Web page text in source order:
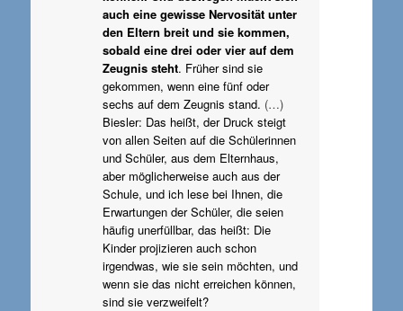
auch eine gewisse Nervosität unter
den Eltern breit und sie kommen,
sobald eine drei oder vier auf dem
Zeugnis steht. Früher sind sie
gekommen, wenn eine fünf oder
sechs auf dem Zeugnis stand. (…)
Biesler: Das heißt, der Druck steigt
von allen Seiten auf die Schülerinnen
und Schüler, aus dem Elternhaus,
aber möglicherweise auch aus der
Schule, und ich lese bei Ihnen, die
Erwartungen der Schüler, die seien
häufig unerfüllbar, das heißt: Die
Kinder projizieren auch schon
irgendwas, wie sie sein möchten, und
wenn sie das nicht erreichen können,
sind sie verzweifelt?